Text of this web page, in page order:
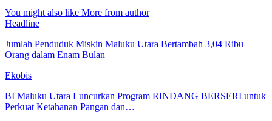
You might also like More from author
Headline
Jumlah Penduduk Miskin Maluku Utara Bertambah 3,04 Ribu
Orang dalam Enam Bulan
Ekobis
BI Maluku Utara Luncurkan Program RINDANG BERSERI untuk
Perkuat Ketahanan Pangan dan…